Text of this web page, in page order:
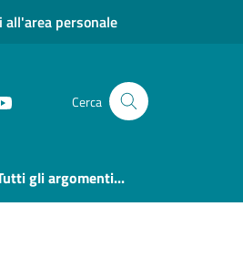
all'area personale
Cerca
gli argomenti...